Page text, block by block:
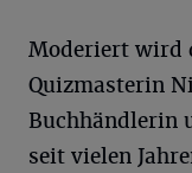
Moderiert wird
Quizmasterin
Buchhändlerin
seit vielen